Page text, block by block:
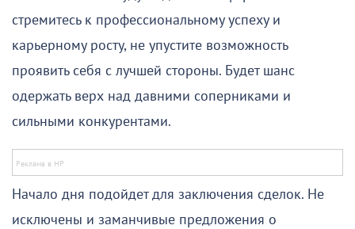
стремитесь к профессиональному успеху и
карьерному росту, не упустите возможность
проявить себя с лучшей стороны. Будет шанс
одержать верх над давними соперниками и
сильными конкурентами.
Начало дня подойдет для заключения сделок. Не
исключены и заманчивые предложения о